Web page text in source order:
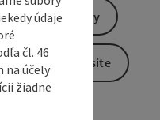
Send inquiry
To the website
údaje
čl. 46
na účely
žiadne